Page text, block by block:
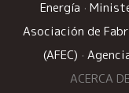
Energía ·
Asociación de
(AFEC) ·
ACERCA